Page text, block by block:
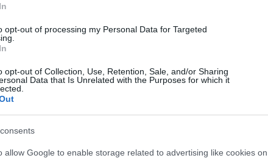
opt-out of processing my Personal Data for Targeted
opt-out of Collection, Use, Retention, Sale, and/or Sharing
Data that Is Unrelated with the Purposes for which it
allow Google to enable storage related to advertising like cookies on